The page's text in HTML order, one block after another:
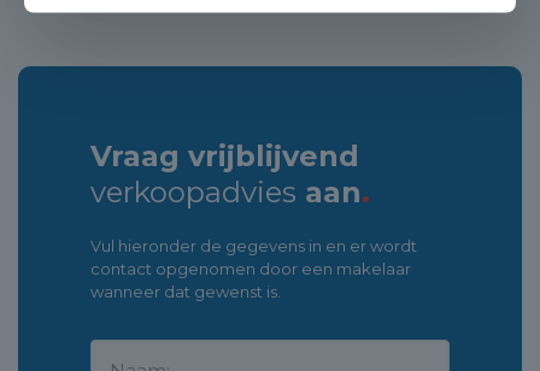
Vraag vrijblijvend
verkoopadvies aan.
Vul hieronder de gegevens in en er wordt
contact opgenomen door een makelaar
wanneer dat gewenst is.